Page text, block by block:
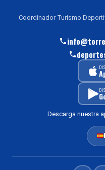
Coordinador Turismo
Descarga nuestra